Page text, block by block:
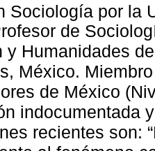
Sociología por la
de
y Humanidades
México.
de México
indocumentada
recientes son: